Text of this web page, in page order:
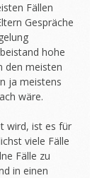
Fällen
Gespräche
hohe
den meisten
ja meistens
wäre.
wird, ist es für
viele Fälle
Fälle zu
in einen